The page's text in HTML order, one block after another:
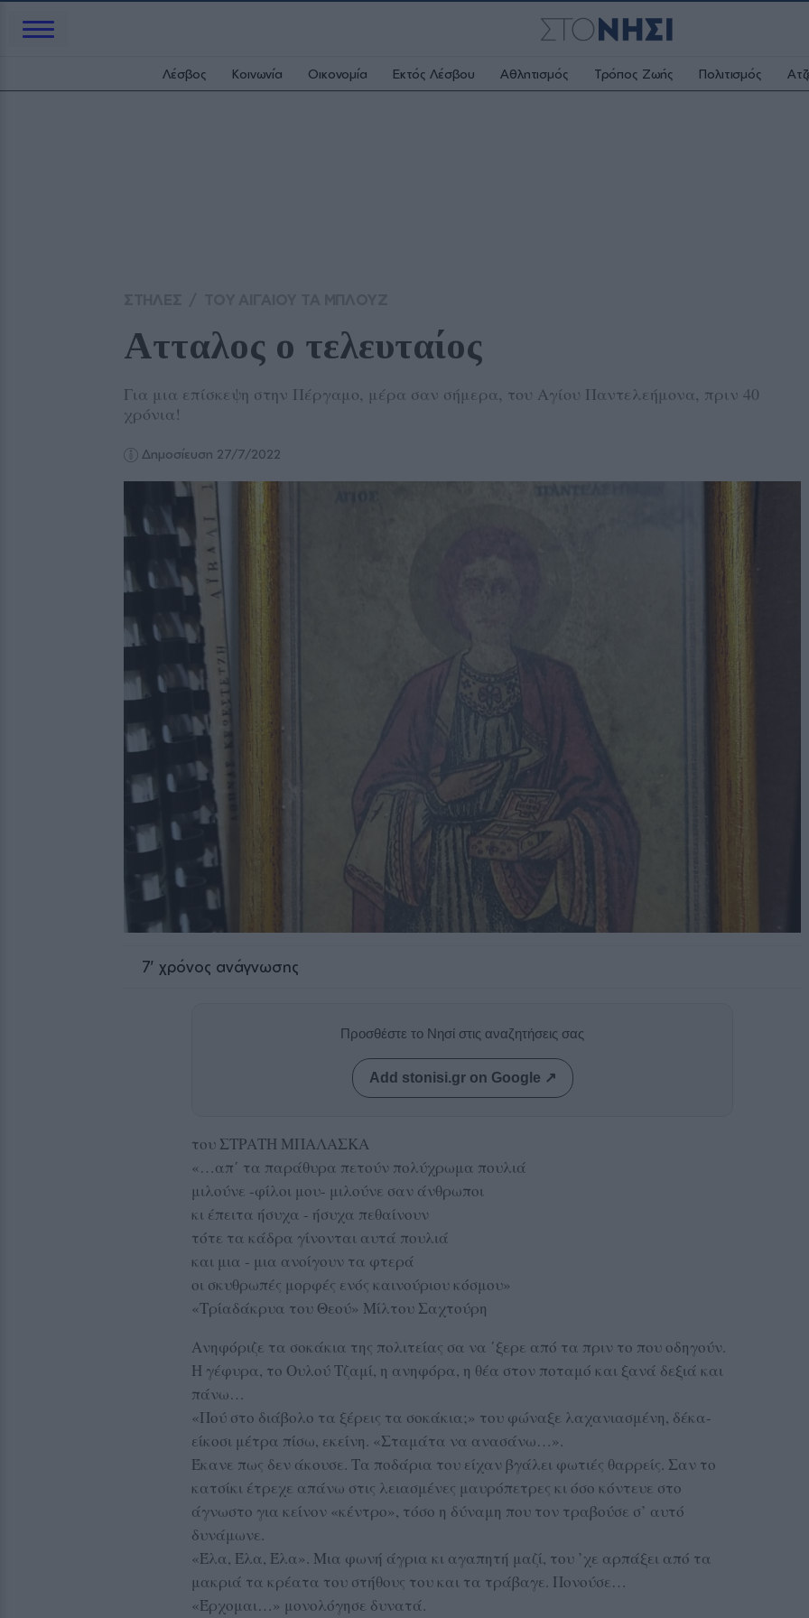
Λέσβος Κοινωνία Οικονομία Εκτός Λέσβου Αθλητισμός Τρόπος Ζωής Πολιτισμός
Ατταλος ο τελευταίος
Για μια επίσκεψη στην Πέργαμο, μέρα σαν σήμερα, του Αγίου Παντελεήμονα, πριν 40
χρόνια!
Δημοσίευση 27/7/2022
7' χρόνος ανάγνωσης
Προσθέστε το Νησί στις αναζητήσεις σας
Add stonisi.gr on Google ↗
του ΣΤΡΑΤΗ ΜΠΑΛΑΣΚΑ
«…απ΄ τα παράθυρα πετούν πολύχρωμα πουλιά
μιλούνε -φίλοι μου- μιλούνε σαν άνθρωποι
κι έπειτα ήσυχα - ήσυχα πεθαίνουν
τότε τα κάδρα γίνονται αυτά πουλιά
και μια - μια ανοίγουν τα φτερά
οι σκυθρωπές μορφές ενός καινούριου κόσμου»
«Τρίαδάκρυα του Θεού» Μίλτου Σαχτούρη
Ανηφόριζε τα σοκάκια της πολιτείας σα να ΄ξερε από τα πριν το που οδηγούν.
Η γέφυρα, το Ουλού Τζαμί, η ανηφόρα, η θέα στον ποταμό και ξανά δεξιά και
πάνω…
«Πού στο διάβολο τα ξέρεις τα σοκάκια;» του φώναξε λαχανιασμένη, δέκα-
είκοσι μέτρα πίσω, εκείνη. «Σταμάτα να ανασάνω…».
Έκανε πως δεν άκουσε. Τα ποδάρια του είχαν βγάλει φωτιές θαρρείς. Σαν το
κατσίκι έτρεχε απάνω στις λειασμένες μαυρόπετρες κι όσο κόντευε στο
άγνωστο για κείνον «κέντρο», τόσο η δύναμη που τον τραβούσε σ’ αυτό
δυνάμωνε.
«Έλα, Έλα, Έλα». Μια φωνή άγρια κι αγαπητή μαζί, του ’χε αρπάξει από τα
μακριά τα κρέατα του στήθους του και τα τράβαγε. Πονούσε…
«Έρχομαι…» μονολόγησε δυνατά.